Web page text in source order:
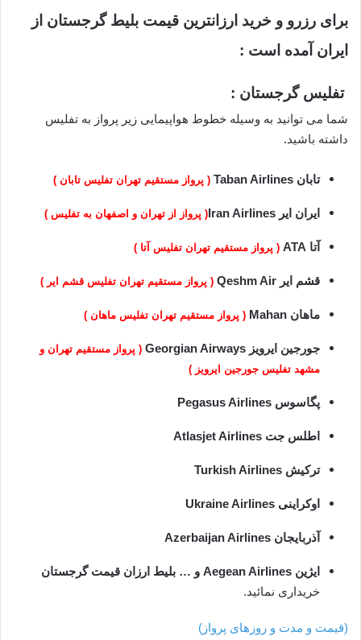
برای رزرو و خرید ارزانترین قیمت بلیط گرجستان از
ایران آمده است :
تفلیس گرجستان :
شما می توانید به وسیله خطوط هواپیمایی زیر پرواز به تفلیس
داشته باشید.
تابان Taban Airlines ( پرواز مستقیم تهران تفلیس تابان )
ایران ایر Iran Airlines ( پرواز از تهران و اصفهان به تفلیس )
آتا ATA ( پرواز مستقیم تهران تفلیس آتا )
قشم ایر Qeshm Air ( پرواز مستقیم تهران تفلیس قشم ایر )
ماهان Mahan ( پرواز مستقیم تهران تفلیس ماهان )
جورجین ایرویز Georgian Airways
( پرواز مستقیم تهران و
مشهد تفلیس جورجین ایرویز )
پگاسوس Pegasus Airlines
اطلس جت Atlasjet Airlines
ترکیش Turkish Airlines
اوکراینی Ukraine Airlines
آذربایجان Azerbaijan Airlines
ایژین Aegean Airlines
و … بلیط ارزان قیمت گرجستان
خریداری نمائید.
(قیمت و مدت و روزهای پرواز)